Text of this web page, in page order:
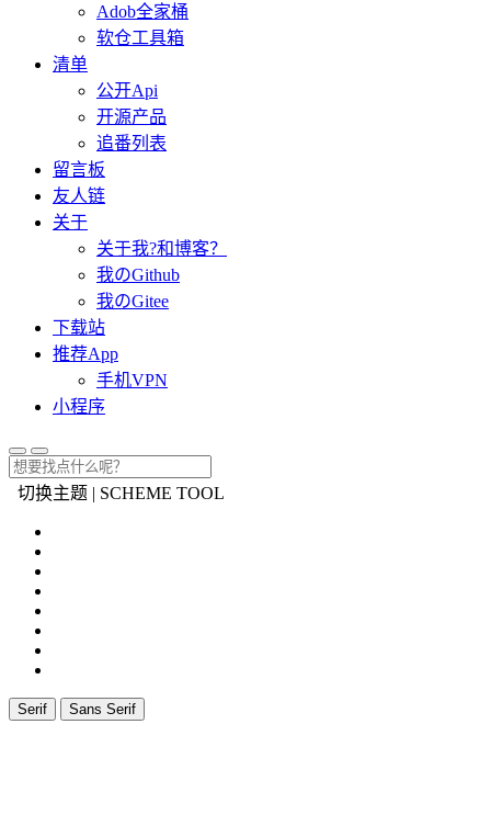
Adob全家桶
软仓工具箱
清单
公开Api
开源产品
追番列表
留言板
友人链
关于
关于我?和博客？
我のGithub
我のGitee
下载站
推荐App
手机VPN
小程序
切换主题 | SCHEME TOOL
Serif Sans Serif